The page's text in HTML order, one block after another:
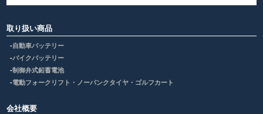
取り扱い商品
自動車バッテリー
バイクバッテリー
制御弁式鉛蓄電池
電動フォークリフト・ノーパンクタイヤ・ゴルフカート
会社概要